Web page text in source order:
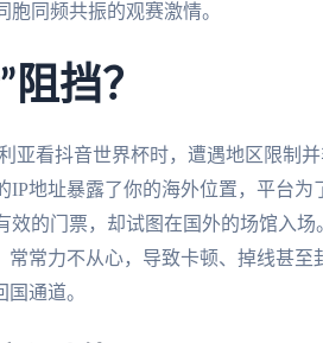
同频共振的观赛激情。
挡？
亚看抖音世界杯时，遭遇地区限制
地址暴露了你的海外位置，平台为
的门票，却试图在国外的场馆入场
常力不从心，导致卡顿、掉线甚至
通道。